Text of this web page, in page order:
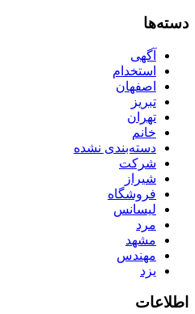
دسته‌ها
آگهی
استخدام
اصفهان
تبریز
تهران
خانم
دسته‌بندی نشده
شرکت
شیراز
فروشگاه
لیسانس
مرد
مشهد
مهندس
یزد
اطلاعات